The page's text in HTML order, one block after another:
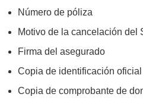
Número de póliza
Motivo de la cancelación del
Firma del asegurado
Copia de identificación oficial
Copia de comprobante de